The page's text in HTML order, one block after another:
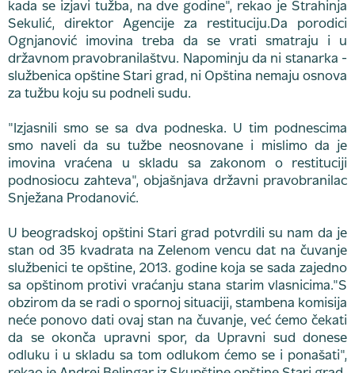
kada se izjavi tužba, na dve godine", rekao je Strahinja
Sekulić, direktor Agencije za restituciju.Da porodici
Ognjanović imovina treba da se vrati smatraju i u
državnom pravobranilaštvu. Napominju da ni stanarka -
službenica opštine Stari grad, ni Opština nemaju osnova
za tužbu koju su podneli sudu.
"Izjasnili smo se sa dva podneska. U tim podnescima
smo naveli da su tužbe neosnovane i mislimo da je
imovina vraćena u skladu sa zakonom o restituciji
podnosiocu zahteva", objašnjava državni pravobranilac
Snježana Prodanović.
U beogradskoj opštini Stari grad potvrdili su nam da je
stan od 35 kvadrata na Zelenom vencu dat na čuvanje
službenici te opštine, 2013. godine koja se sada zajedno
sa opštinom protivi vraćanju stana starim vlasnicima."S
obzirom da se radi o spornoj situaciji, stambena komisija
neće ponovo dati ovaj stan na čuvanje, već ćemo čekati
da se okonča upravni spor, da Upravni sud donese
odluku i u skladu sa tom odlukom ćemo se i ponašati",